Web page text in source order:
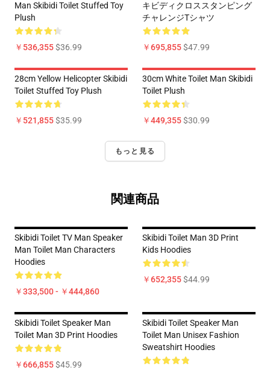
Man Skibidi Toilet Stuffed Toy
Plush
￥536,355$36.99
キビディクロススタンピング
チャレンジTシャツ
￥695,855$47.99
28cm Yellow Helicopter Skibidi
Toilet Stuffed Toy Plush
￥521,855$35.99
30cm White Toilet Man Skibidi
Toilet Plush
￥449,355$30.99
もっと見る
関連商品
Skibidi Toilet TV Man Speaker
Man Toilet Man Characters
Hoodies
￥333,500 - ￥444,860
Skibidi Toilet Man 3D Print
Kids Hoodies
￥652,355$44.99
Skibidi Toilet Speaker Man
Toilet Man 3D Print Hoodies
￥666,855$45.99
Skibidi Toilet Speaker Man
Toilet Man Unisex Fashion
Sweatshirt Hoodies